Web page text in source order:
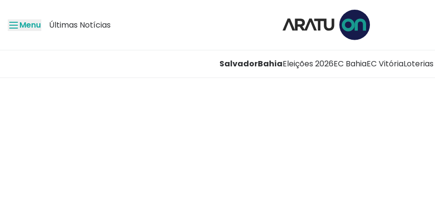
Menu Últimas Notícias
SalvadorBahiaEleições 2026EC BahiaEC VitóriaLoterias